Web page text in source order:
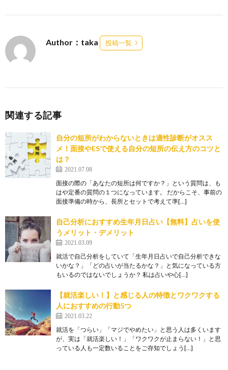
Author：taka 投稿一覧
関連する記事
自分の短所がわからないときは適性診断がオスス
メ！面接やESで使える自分の短所の伝え方のコツと
は？
2021.07.08
面接の際の「あなたの短所は何ですか？」という質問は、も
はや定番の質問の１つになっています。 だからこそ、事前の
面接準備の時から、長所とセットで考えて準[…]
自己分析におすすめ生年月日占い【無料】占いを使
うメリット・デメリット
2021.03.09
就活で自己分析をしていて「生年月日占いで自己分析できな
いかな？」「どの占いが当たるかな？」と気になっている方
もいるのではないでしょうか？ 私は占いや心[…]
【就活楽しい！】と感じる人の特徴とワクワクする
人におすすめの行動5つ
2021.03.22
就活を「つらい」「マジでやめたい」と思う人は多くいます
が、実は「就活楽しい！」「ワクワクが止まらない！」と思
っている人も一定数いることをご存知でしょう[…]